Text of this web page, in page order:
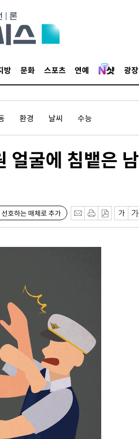
방 문화 스포츠 연예 광장
환경 날씨 수능
굴에 침뱉은 남
호하는 매체로 추가